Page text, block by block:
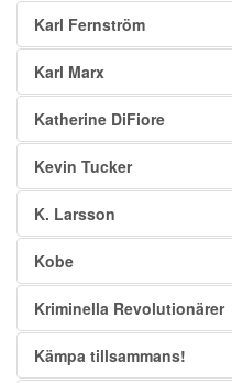
Karl Fernström
Karl Marx
Katherine DiFiore
Kevin Tucker
K. Larsson
Kobe
Kriminella Revolutionärer
Kämpa tillsammans!